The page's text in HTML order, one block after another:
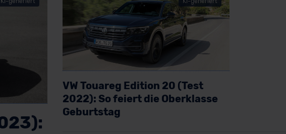
VW Touareg Edition 20 (Test
2022): So feiert die Oberklasse
Geburtstag